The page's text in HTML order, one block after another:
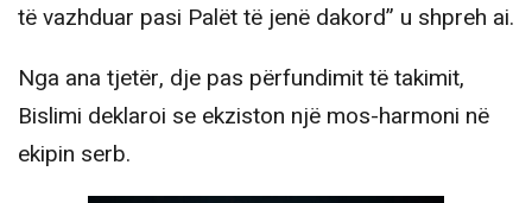
të vazhduar pasi Palët të jenë dakord” u shpreh ai.
Nga ana tjetër, dje pas përfundimit të takimit,
Bislimi deklaroi se ekziston një mos-harmoni në
ekipin serb.